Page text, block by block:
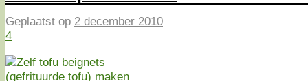
Geplaatst op 2 december 2010
4